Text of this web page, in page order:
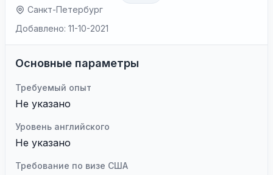
Санкт-Петербург
Добавлено: 11-10-2021
Основные параметры
Требуемый опыт
Не указано
Уровень английского
Не указано
Требование по визе США